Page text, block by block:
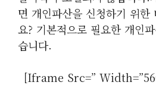
면 개인파산을 신청하기 위한
요? 기본적으로 필요한 개인
습니다.
[iframe Src=”